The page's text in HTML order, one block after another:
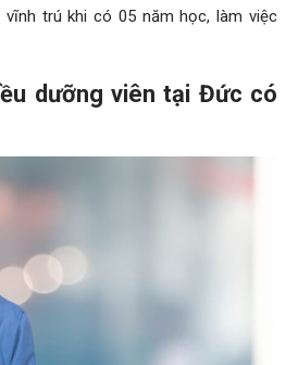
trú khi có 05 năm học, làm việc
dưỡng viên tại Đức có